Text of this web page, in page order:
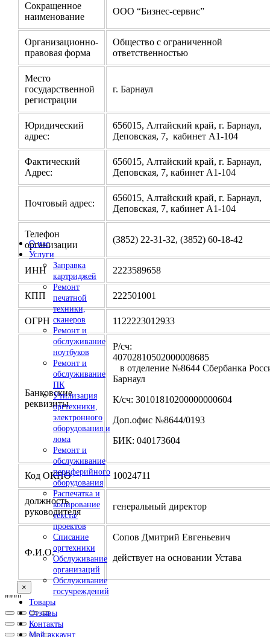
О нас
Услуги
Заправка
картриджей
Ремонт
печатной
техники,
сканеров
Ремонт и
обслуживание
ноутбуков
Ремонт и
обслуживание
ПК
Утилизация
оргтехники,
электронного
оборудования и
лома
Ремонт и
обслуживание
периферийного
оборудования
Распечатка и
копирование
текста/
проектов
Списание
оргтехники
Обслуживание
организаций
Обслуживание
госучреждений
Товары
Отзывы
Контакты
Мой аккаунт
Сокращенное
наименование
ООО “Бизнес-сервис”
Организационно-
правовая форма
Общество с ограниченной
ответственностью
Место
государственной
регистрации
г. Барнаул
Юридический
адрес:
656015, Алтайский край, г. Барнаул,
Деповская, 7, кабинет А1-104
Фактический
Адрес:
656015, Алтайский край, г. Барнаул,
Деповская, 7, кабинет А1-104
Почтовый адрес:
656015, Алтайский край, г. Барнаул,
Деповская, 7, кабинет А1-104
Телефон
организации
(3852) 22-31-32, (3852) 60-18-42
ИНН 2223589658
КПП 222501001
ОГРН 1122223012933
Банковские
реквизиты
Р/сч:
в отделение №8644 Сбербанка
Барнаул
К/сч: 30101810200000000604
Доп.офис №8644/0193
БИК: 040173604
Код ОКПО 10024711
должность
руководителя
генеральный директор
Ф.И.О.
Сопов Дмитрий Евгеньевич
действует на основании Устава
×
""""